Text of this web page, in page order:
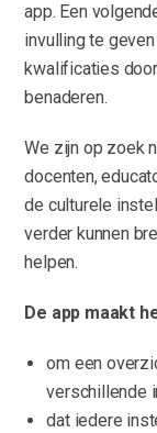
app. Een
invulling te
kwalificaties
benaderen.
We zijn op zoek
docenten,
de culturele
verder kunnen
helpen.
De app maakt
om een
verschillende
dat iedere